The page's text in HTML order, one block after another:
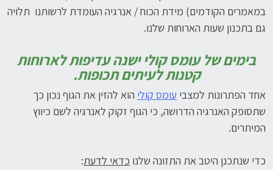
במאמרים הקודמים) מידת הכוח / אנרגיה העומדת לרשותנו תלויה
גם בתכנון שעות הארוחות שלנו.
בימים של עומס קולי ישנה עדיפות לארוחות
קטנות לעיתים תכופות.
אחד הפתרונות למצבי עומס קולי הוא להזין את הגוף נכון כך
שתסופק האנרגיה הדרושה, כי הגוף זקוק לאנרגיה לשם כיווץ
המיתרים.
כדי שנתכנן היטב את התזונה שלנו כדאי לדעת: